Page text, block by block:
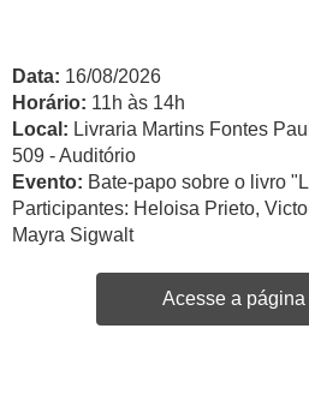
Data: 16/08/2026
Horário: 11h às 14h
Local: Livraria Martins Fontes
509 - Auditório
Evento: Bate-papo sobre o livro
Participantes: Heloisa Prieto,
Mayra Sigwalt
Acesse a página